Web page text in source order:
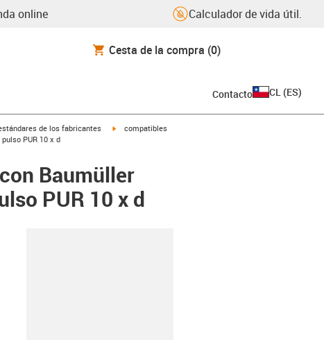
online Calculador de vida útil.
Cesta de la compra (0)
Contacto CL (ES)
de los fabricantes igus-icon-arrow-right
compatibles
PUR 10 x d
Baumüller
PUR 10 x d